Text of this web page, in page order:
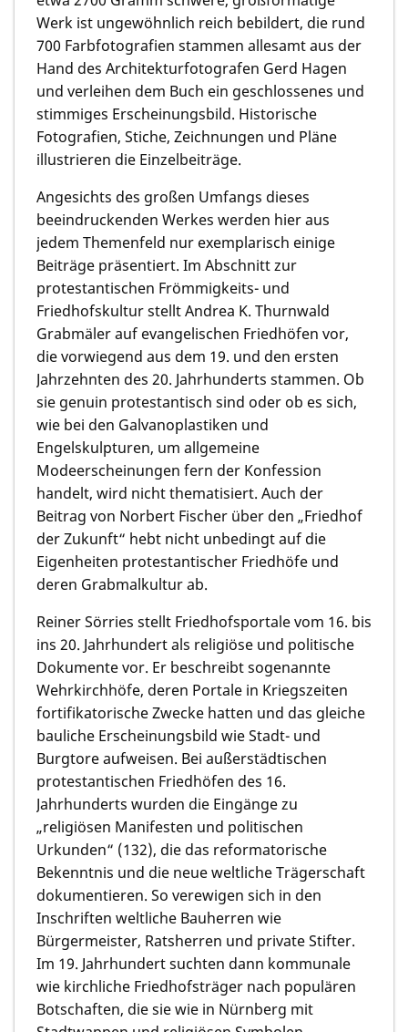
Werk ist ungewöhnlich reich bebildert, die rund
700 Farbfotografien stammen allesamt aus der
Hand des Architekturfotografen Gerd Hagen
und verleihen dem Buch ein geschlossenes und
stimmiges Erscheinungsbild. Historische
Fotografien, Stiche, Zeichnungen und Pläne
illustrieren die Einzelbeiträge.
Angesichts des großen Umfangs dieses
beeindruckenden Werkes werden hier aus
jedem Themenfeld nur exemplarisch einige
Beiträge präsentiert. Im Abschnitt zur
protestantischen Frömmigkeits- und
Friedhofskultur stellt Andrea K. Thurnwald
Grabmäler auf evangelischen Friedhöfen vor,
die vorwiegend aus dem 19. und den ersten
Jahrzehnten des 20. Jahrhunderts stammen. Ob
sie genuin protestantisch sind oder ob es sich,
wie bei den Galvanoplastiken und
Engelskulpturen, um allgemeine
Modeerscheinungen fern der Konfession
handelt, wird nicht thematisiert. Auch der
Beitrag von Norbert Fischer über den „Friedhof
der Zukunft“ hebt nicht unbedingt auf die
Eigenheiten protestantischer Friedhöfe und
deren Grabmalkultur ab.
Reiner Sörries stellt Friedhofsportale vom 16. bis
ins 20. Jahrhundert als religiöse und politische
Dokumente vor. Er beschreibt sogenannte
Wehrkirchhöfe, deren Portale in Kriegszeiten
fortifikatorische Zwecke hatten und das gleiche
bauliche Erscheinungsbild wie Stadt- und
Burgtore aufweisen. Bei außerstädtischen
protestantischen Friedhöfen des 16.
Jahrhunderts wurden die Eingänge zu
„religiösen Manifesten und politischen
Urkunden“ (132), die das reformatorische
Bekenntnis und die neue weltliche Trägerschaft
dokumentieren. So verewigen sich in den
Inschriften weltliche Bauherren wie
Bürgermeister, Ratsherren und private Stifter.
Im 19. Jahrhundert suchten dann kommunale
wie kirchliche Friedhofsträger nach populären
Botschaften, die sie wie in Nürnberg mit